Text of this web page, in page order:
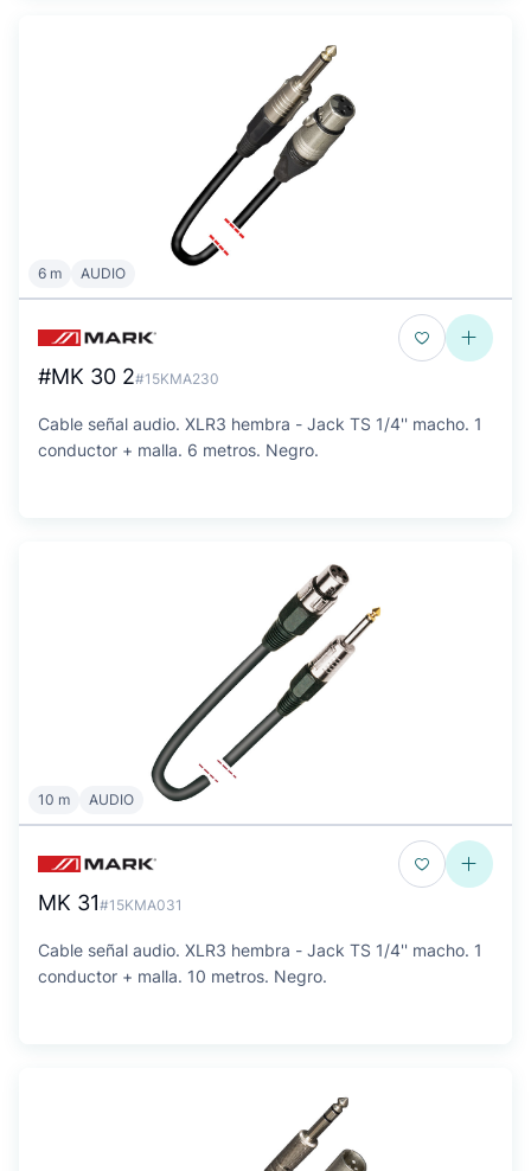
6 m AUDIO
#MK 30 2#15KMA230
Cable señal audio. XLR3 hembra - Jack TS 1/4'' macho. 1
conductor + malla. 6 metros. Negro.
10 m AUDIO
MK 31#15KMA031
Cable señal audio. XLR3 hembra - Jack TS 1/4'' macho. 1
conductor + malla. 10 metros. Negro.